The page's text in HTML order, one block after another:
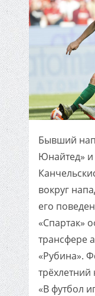
Бывший
Юнайтед»
вокруг
его
«Спартак»
трансфере
«Рубина».
трёхлетний
«В футбол